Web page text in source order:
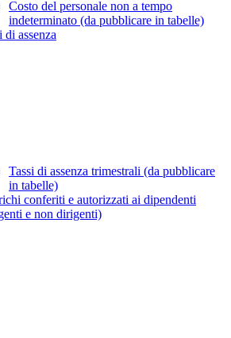
Costo del personale non a tempo
indeterminato (da pubblicare in tabelle)
di assenza
Tassi di assenza trimestrali (da pubblicare
in tabelle)
conferiti e autorizzati ai dipendenti
e non dirigenti)